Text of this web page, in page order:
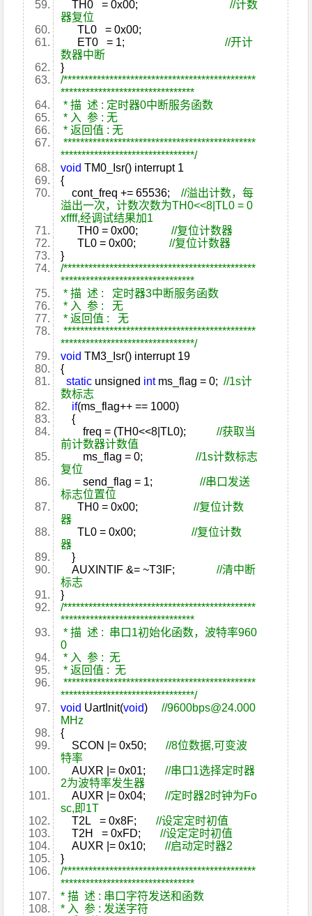
TH0 = 0x00;//计数
器复位
TL0 = 0x00;
ET0 = 1;//开计
数器中断
}
/**********************************************
********************************
* 描 述 : 定时器0中断服务函数
* 入 参 : 无
* 返回值 : 无
**********************************************
********************************/
void TM0_Isr() interrupt 1
{
cont_freq += 65536;//溢出计数，每
溢出一次，计数次数为TH0<<8|TL0 = 0
xffff,经调试结果加1
TH0 = 0x00;//复位计数器
TL0 = 0x00;//复位计数器
}
/**********************************************
********************************
* 描 述 : 定时器3中断服务函数
* 入 参 : 无
* 返回值 : 无
**********************************************
********************************/
void TM3_Isr() interrupt 19
{
static unsigned intms_flag = 0;//1s计
数标志
if(ms_flag++ == 1000)
{
freq = (TH0<<8|TL0);//获取当
前计数器计数值
ms_flag = 0;//1s计数标志
复位
send_flag = 1;//串口发送
标志位置位
TH0 = 0x00;//复位计数
器
TL0 = 0x00;//复位计数
器
}
AUXINTIF &= ~T3IF;//清中断
标志
}
/**********************************************
********************************
* 描 述 : 串口1初始化函数，波特率960
0
* 入 参 : 无
* 返回值 : 无
**********************************************
********************************/
void UartInit(void)//9600bps@24.000
MHz
{
SCON |= 0x50;//8位数据,可变波
特率
AUXR |= 0x01;//串口1选择定时器
2为波特率发生器
AUXR |= 0x04;//定时器2时钟为Fo
sc,即1T
T2L = 0x8F;//设定定时初值
T2H = 0xFD;//设定定时初值
AUXR |= 0x10;//启动定时器2
}
/**********************************************
********************************
* 描 述 : 串口字符发送和函数
* 入 参 : 发送字符